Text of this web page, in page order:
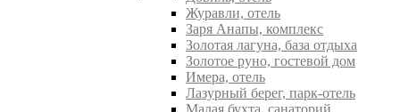
Журавли, отель
Заря Анапы, комплекс
Золотая лагуна, база отдыха
Золотое руно, гостевой дом
Имера, отель
Лазурный берег, парк-отель
Малая бухта, санаторий